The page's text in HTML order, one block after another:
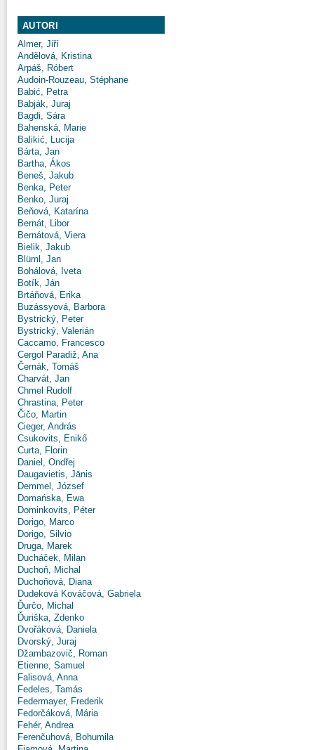
AUTORI
Almer, Jiří
Andělová, Kristina
Arpáš, Róbert
Audoin-Rouzeau, Stéphane
Babić, Petra
Babják, Juraj
Bagdi, Sára
Bahenská, Marie
Balikić, Lucija
Bárta, Jan
Bartha, Ákos
Beneš, Jakub
Benka, Peter
Benko, Juraj
Beňová, Katarína
Bernát, Libor
Bernátová, Viera
Bielik, Jakub
Blüml, Jan
Bohálová, Iveta
Botík, Ján
Brtáňová, Erika
Buzássyová, Barbora
Bystrický, Peter
Bystrický, Valerián
Caccamo, Francesco
Cergol Paradiž, Ana
Černák, Tomáš
Charvát, Jan
Chmel Rudolf
Chrastina, Peter
Čičo, Martin
Cieger, András
Csukovits, Enikő
Curta, Florin
Daniel, Ondřej
Daugavietis, Jānis
Demmel, József
Domańska, Ewa
Dominkovits, Péter
Dorigo, Marco
Dorigo, Silvio
Druga, Marek
Ducháček, Milan
Duchoň, Michal
Duchoňová, Diana
Dudeková Kováčová, Gabriela
Ďurčo, Michal
Ďuriška, Zdenko
Dvořáková, Daniela
Dvorský, Juraj
Džambazovič, Roman
Etienne, Samuel
Falisová, Anna
Fedeles, Tamás
Federmayer, Frederik
Fedorčáková, Mária
Fehér, Andrea
Ferenčuhová, Bohumila